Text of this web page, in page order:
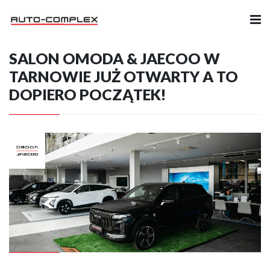
Samochody
Ubezpieczenia
Części i Akcesoria
Firma
Likwidacja szkód
Kariera
SALON OMODA & JAECOO W
TARNOWIE JUŻ OTWARTY A TO
DOPIERO POCZĄTEK!